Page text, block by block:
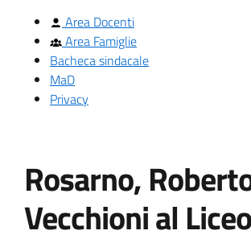
Area Docenti
Area Famiglie
Bacheca sindacale
MaD
Privacy
Rosarno,
Vecchioni al